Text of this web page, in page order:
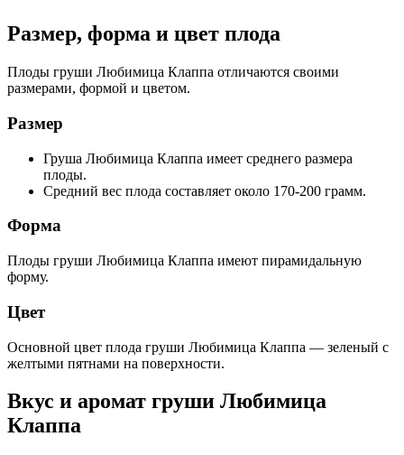
Размер, форма и цвет плода
Плоды груши Любимица Клаппа отличаются своими
размерами, формой и цветом.
Размер
Груша Любимица Клаппа имеет среднего размера
плоды.
Средний вес плода составляет около 170-200 грамм.
Форма
Плоды груши Любимица Клаппа имеют пирамидальную
форму.
Цвет
Основной цвет плода груши Любимица Клаппа — зеленый с
желтыми пятнами на поверхности.
Вкус и аромат груши Любимица
Клаппа